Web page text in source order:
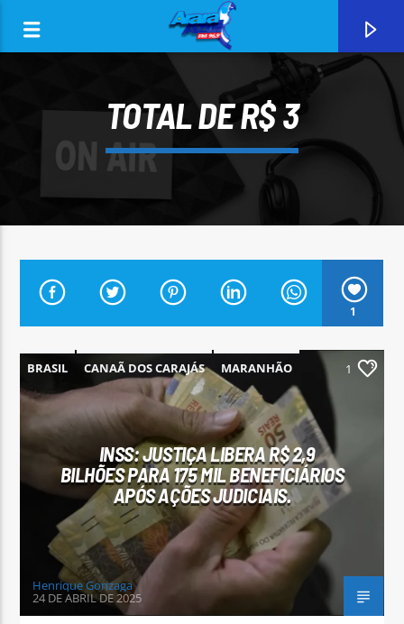
ARARA AZUL FM 96,9
Arara Azul FM
TOTAL DE R$ 3
1
BRASIL CANAÃ DOS CARAJÁS
MARANHÃO
PARÁ
PARAUAPEBAS
1
INSS: JUSTIÇA LIBERA R$ 2,9
BILHÕES PARA 175 MIL BENEFICIÁRIOS
APÓS AÇÕES JUDICIAIS.
Henrique Gonzaga
24 DE ABRIL DE 2025